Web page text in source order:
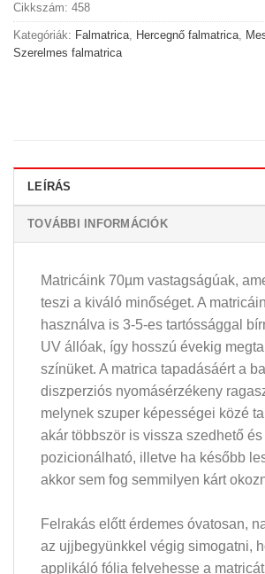
Cikkszám: 458
Kategóriák: Falmatrica, Hercegnő falmatrica,
Szerelmes falmatrica
LEÍRÁS
TOVÁBBI INFORMÁCIÓK
Matricáink 70µm vastagságúak,
teszi a kiváló minőséget. A
használva is 3-5-es tartóssággal
UV állóak, így hosszú évekig
színüket. A matrica tapadásáért a
diszperziós nyomásérzékeny
melynek szuper képességei közé
akár többször is vissza szedhető és
pozicionálható, illetve ha később
akkor sem fog semmilyen kárt
Felrakás előtt érdemes óvatosan,
az ujjbegyünkkel végig simogatni,
applikáló fólia felvehesse a